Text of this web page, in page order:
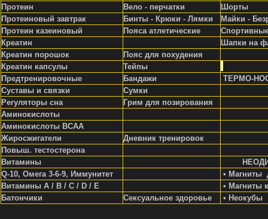
Протеин
Вело - перчатки
Шорты
Протеиновый завтрак
Бинты - Крюки - Лямки
Майки -
Протеин казеиновый
Пояса атлетические
Креатин
Шапки на
Креатин порошок
Пояс для похудения
Креатин капсулы
Тейпы
Предтренировочные
Бандажи
ТЕРМО-
Суставы и связки
Сумки
Регуляторы сна
Грим для позирования
Аминокислоты
Аминокислоты ВСАА
Жиросжигатели
Дневник тренировок
Повыш. тестостерона
Витамины
Q-10, Омега 3-6-9, Иммунитет
• Магниты
Витамины A / В / С / D / Е
• Магниты
Батончики
Сексуальное здоровье • Неокубы